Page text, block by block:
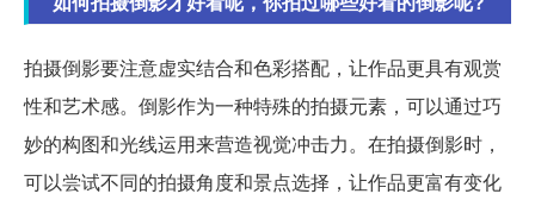
拍摄倒影要注意虚实结合和色彩搭配，让作品更具有观赏
性和艺术感。倒影作为一种特殊的拍摄元素，可以通过巧
妙的构图和光线运用来营造视觉冲击力。在拍摄倒影时，
可以尝试不同的拍摄角度和景点选择，让作品更富有变化